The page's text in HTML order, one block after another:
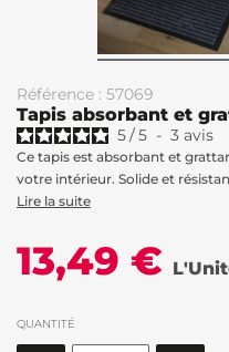
Référence : 57069
Tapis absorbant et
5/5 - 3 avis
Ce tapis est absorbant et
votre intérieur. Solide et
Lire la suite
13,49 €
QUANTITÉ